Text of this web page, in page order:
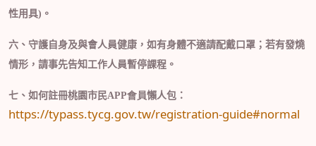
性用具) 。
六、 守護自身及與會人員健康，如有身體不適請配戴口罩；若有發燒
情形，請事先告知工作人員暫停課程。
七、如何註冊桃園市民APP會員懶人包：
https://typass.tycg.gov.tw/registration-guide#normal